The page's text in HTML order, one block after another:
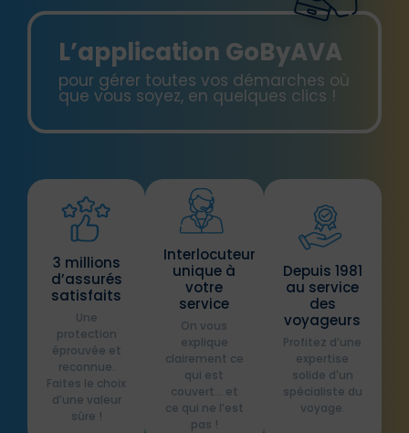
L’application GoByAVA
pour gérer toutes vos démarches où
que vous soyez, en quelques clics !
3 millions
d’assurés
satisfaits
Une
protection
éprouvée et
reconnue.
Faites le choix
d’une valeur
sûre !
Interlocuteur
unique à
votre
service
On vous
explique
clairement ce
qui est
couvert… et
ce qui ne l’est
pas !​
Depuis 1981
au service
des
voyageurs
Profitez d’une
expertise
solide d'un
spécialiste du
voyage.​